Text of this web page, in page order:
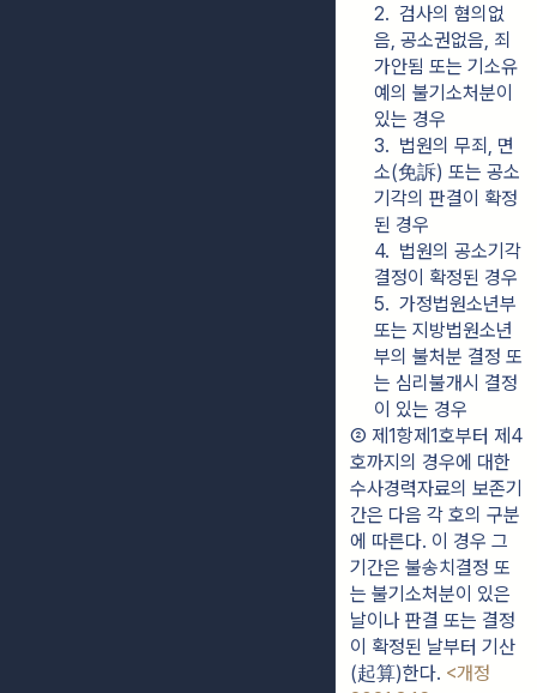
2.  검사의 혐의없
음, 공소권없음, 죄
가안됨 또는 기소유
예의 불기소처분이
있는 경우
3.  법원의 무죄, 면
소(免訴) 또는 공소
기각의 판결이 확정
된 경우
4.  법원의 공소기각
결정이 확정된 경우
5.  가정법원소년부
또는 지방법원소년
부의 불처분 결정 또
는 심리불개시 결정
이 있는 경우
② 제1항제1호부터 제4
호까지의 경우에 대한
수사경력자료의 보존기
간은 다음 각 호의 구분
에 따른다. 이 경우 그
기간은 불송치결정 또
는 불기소처분이 있은
날이나 판결 또는 결정
이 확정된 날부터 기산
(起算)한다. <개정